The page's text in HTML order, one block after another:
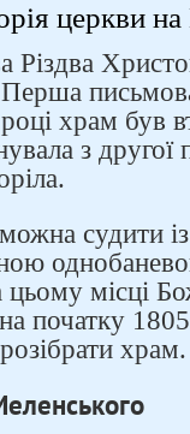
церкви
Різдва
храм був
з
судити
місці
початку